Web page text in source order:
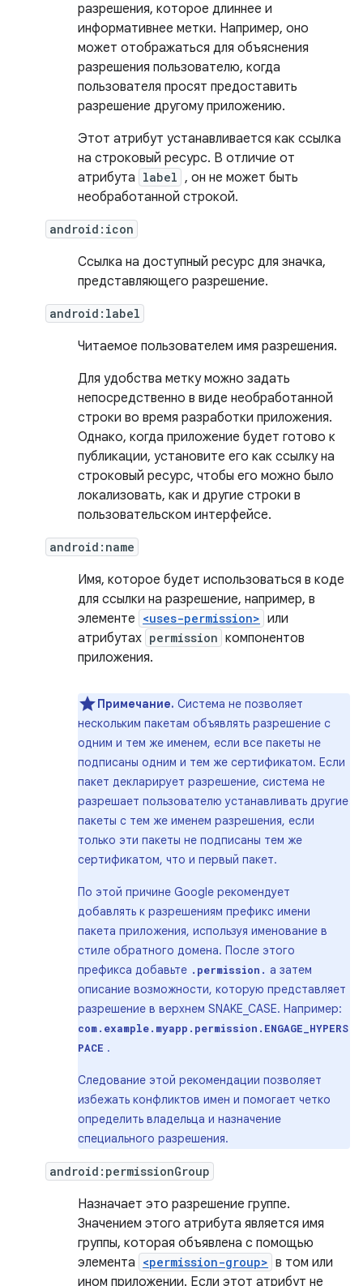
разрешения, которое длиннее и
информативнее метки. Например, оно
может отображаться для объяснения
разрешения пользователю, когда
пользователя просят предоставить
разрешение другому приложению.
Этот атрибут устанавливается как ссылка
на строковый ресурс. В отличие от
атрибута label , он не может быть
необработанной строкой.
android:icon
Ссылка на доступный ресурс для значка,
представляющего разрешение.
android:label
Читаемое пользователем имя разрешения.
Для удобства метку можно задать
непосредственно в виде необработанной
строки во время разработки приложения.
Однако, когда приложение будет готово к
публикации, установите его как ссылку на
строковый ресурс, чтобы его можно было
локализовать, как и другие строки в
пользовательском интерфейсе.
android:name
Имя, которое будет использоваться в коде
для ссылки на разрешение, например, в
элементе <uses-permission> или
атрибутах permission компонентов
приложения.
Примечание. Система не позволяет
нескольким пакетам объявлять разрешение с
одним и тем же именем, если все пакеты не
подписаны одним и тем же сертификатом. Если
пакет декларирует разрешение, система не
разрешает пользователю устанавливать другие
пакеты с тем же именем разрешения, если
только эти пакеты не подписаны тем же
сертификатом, что и первый пакет.
По этой причине Google рекомендует
добавлять к разрешениям префикс имени
пакета приложения, используя именование в
стиле обратного домена. После этого
префикса добавьте .permission. а затем
описание возможности, которую представляет
разрешение в верхнем SNAKE_CASE. Например:
com.example.myapp.permission.ENGAGE_HYPERS
PACE .
Следование этой рекомендации позволяет
избежать конфликтов имен и помогает четко
определить владельца и назначение
специального разрешения.
android:permissionGroup
Назначает это разрешение группе.
Значением этого атрибута является имя
группы, которая объявлена ​​с помощью
элемента <permission-group> в том или
ином приложении. Если этот атрибут не